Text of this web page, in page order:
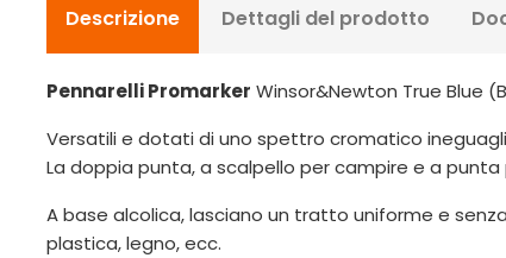
Descrizione Dettagli del prodotto
Pennarelli Promarker Winsor&Newton True Blue
Versatili e dotati di uno spettro cromatico
La doppia punta, a scalpello per campire e a
A base alcolica, lasciano un tratto uniforme e
plastica, legno, ecc.